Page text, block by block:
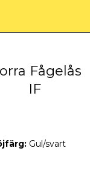
Fågelås
IF
Gul/svart